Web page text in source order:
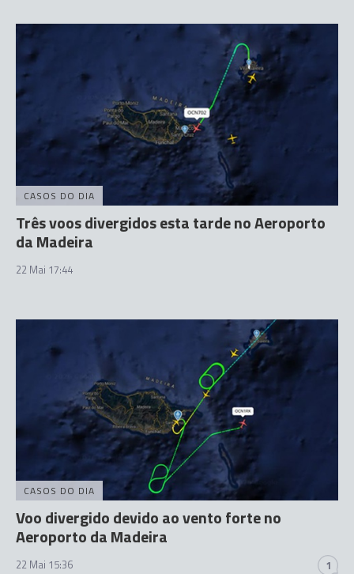
CASOS DO DIA
Três voos divergidos esta tarde no Aeroporto
da Madeira
22 Mai 17:44
CASOS DO DIA
Voo divergido devido ao vento forte no
Aeroporto da Madeira
22 Mai 15:36 1